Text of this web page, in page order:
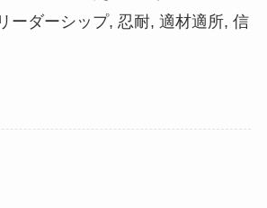
ーダーシップ, 忍耐, 適材適所, 信